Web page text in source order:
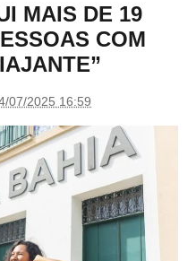
MAIS DE 19
COM
07/2025 16:59